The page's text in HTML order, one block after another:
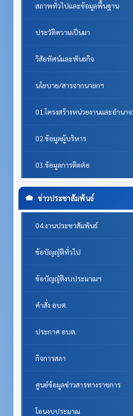
สภาพทั่วไปและข้อมูลพื้นฐาน
ประวัติความเป็นมา
วิสัยทัศน์และพันธกิจ
นโยบาย/สารจากนายกฯ
01.โครงสร้างหน่วยงานและอำนา
02.ข้อมูลผู้บริหาร
03.ข้อมูลการติดต่อ
ข่าวประชาสัมพันธ์
04.งานประชาสัมพันธ์
ข้อบัญญัติทั่วไป
ข้อบัญญัติงบประมาณฯ
คำสั่ง อบต.
ประกาศ อบต.
กิจการสภา
ศูนย์ข้อมูลข่าวสารทางราชการ
โอนงบประมาณ